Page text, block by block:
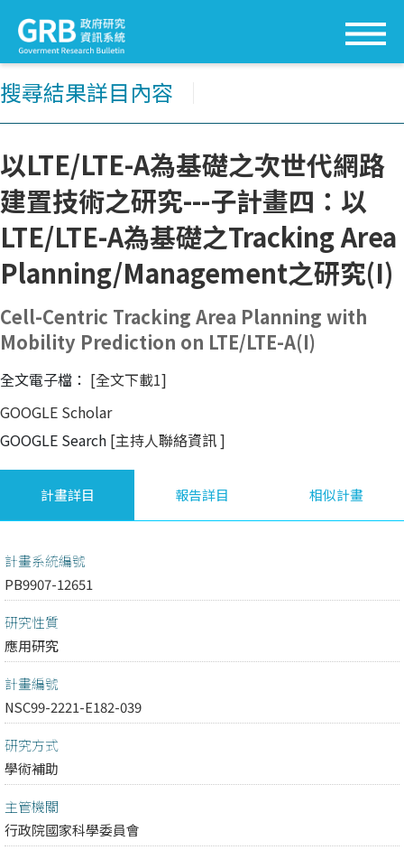
搜尋結果詳目內容
以LTE/LTE-A為基礎之次世代網路
建置技術之研究---子計畫四：以
LTE/LTE-A為基礎之Tracking Area
Planning/Management之研究(I)
Cell-Centric Tracking Area Planning with
Mobility Prediction on LTE/LTE-A(I)
全文電子檔： [全文下載1]
GOOGLE Scholar
GOOGLE Search [主持人聯絡資訊]
計畫詳目 報告詳目 相似計畫
計畫系統編號
PB9907-12651
研究性質
應用研究
計畫編號
NSC99-2221-E182-039
研究方式
學術補助
主管機關
行政院國家科學委員會